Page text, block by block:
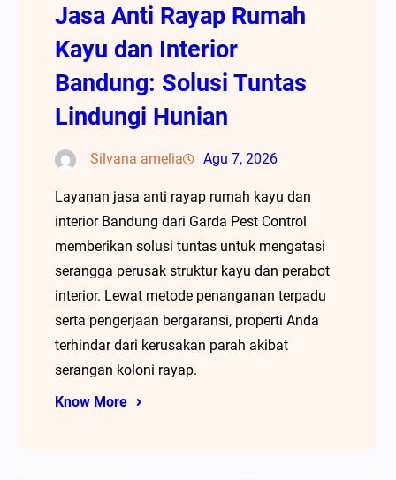
Jasa Anti Rayap Rumah
Kayu dan Interior
Bandung: Solusi Tuntas
Lindungi Hunian
Silvana amelia Agu 7, 2026
Layanan jasa anti rayap rumah kayu dan
interior Bandung dari Garda Pest Control
memberikan solusi tuntas untuk mengatasi
serangga perusak struktur kayu dan perabot
interior. Lewat metode penanganan terpadu
serta pengerjaan bergaransi, properti Anda
terhindar dari kerusakan parah akibat
serangan koloni rayap.
Know More